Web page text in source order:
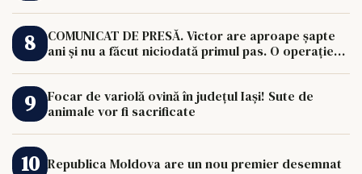
COMUNICAT DE PRESĂ. Victor are aproape șapte
ani și nu a făcut niciodată primul pas. O operație
Focar de variolă ovină în județul Iași! Sute de
animale vor fi sacrificate
Republica Moldova are un nou premier desemnat